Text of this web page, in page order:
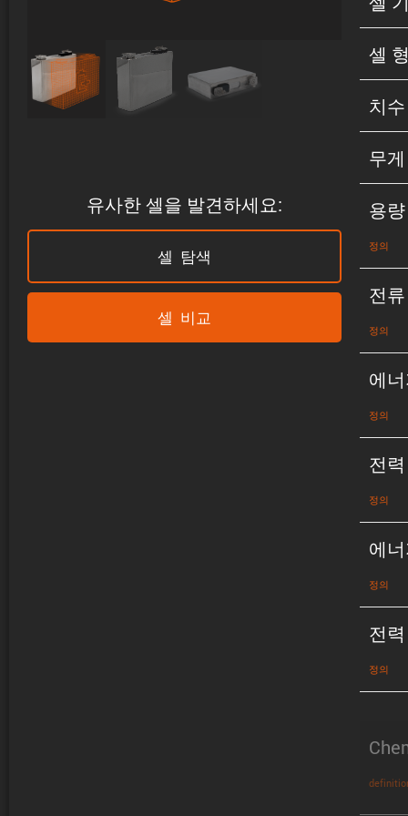
유사한 셀을 발견하세요:
셀 탐색
셀 비교
셀
치수
무게
용량
정의
전류
정의
에너
정의
전력
정의
에
정의
전
정의